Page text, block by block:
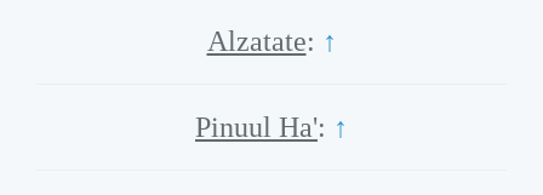
Alzatate: ↑
Pinuul Ha': ↑